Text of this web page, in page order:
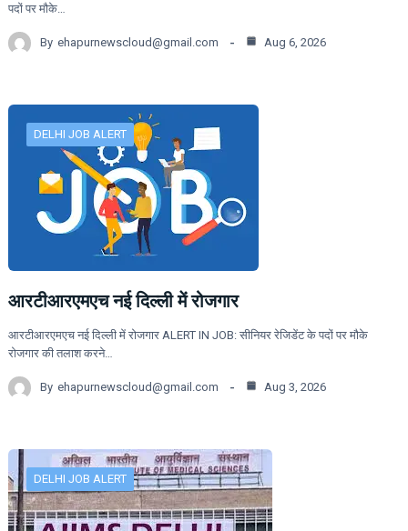
पदों पर मौके…
By ehapurnewscloud@gmail.com Aug 6, 2026
DELHI JOB ALERT
आरटीआरएमएच नई दिल्ली में रोजगार
आरटीआरएमएच नई दिल्ली में रोजगार ALERT IN JOB: सीनियर रेजिडेंट के पदों पर मौके
रोजगार की तलाश करने…
By ehapurnewscloud@gmail.com Aug 3, 2026
DELHI JOB ALERT